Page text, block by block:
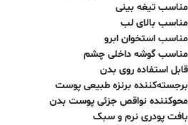
مناسب تیغه بینی
مناسب بالای لب
مناسب استخوان ابرو
مناسب گوشه داخلی چشم
قابل استفاده روی بدن
برجسته‌کننده برنزه طبیعی پوست
محوکننده نواقص جزئی پوست بدن
بافت پودری نرم و سبک